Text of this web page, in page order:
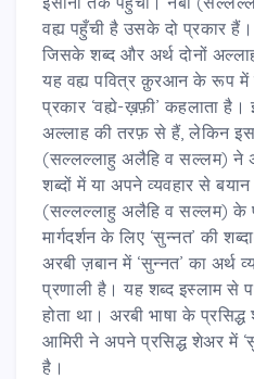
वह्य पहुँची है उसके दो प्रकार
जिसके शब्द और अर्थ दोनों
यह वह्य पवित्र क़ुरआन के रूप में
प्रकार ‘वह्ये-ख़फ़ी’ कहलाता
अल्लाह की तरफ़ से हैं, लेकिन
(सल्लल्लाहु अलैहि व सल्लम) ने
शब्दों में या अपने व्यवहार से
(सल्लल्लाहु अलैहि व सल्लम) के
मार्गदर्शन के लिए ‘सुन्नत’ की
अरबी ज़बान में ‘सुन्नत’ का अर्थ
प्रणाली है। यह शब्द इस्लाम से
होता था। अरबी भाषा के
आमिरी ने अपने प्रसिद्ध शेअर में
है।